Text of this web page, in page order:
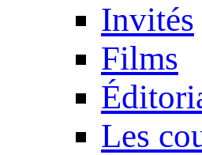
Invités
Films
Les